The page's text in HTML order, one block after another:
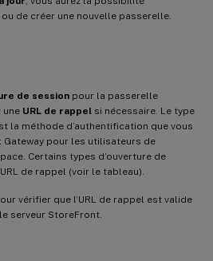
de créer une nouvelle passerelle.
de session pour la passerelle
une URL de rappel si nécessaire. Le type
la méthode d’authentification que vous
Gateway pour les utilisateurs de
Certains types d’ouverture de
de rappel (voir le tableau).
vérifier que l’URL de rappel est valide
serveur StoreFront.